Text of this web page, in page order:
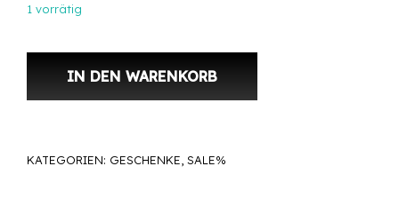
1 vorrätig
IN DEN WARENKORB
KATEGORIEN: GESCHENKE SALE%